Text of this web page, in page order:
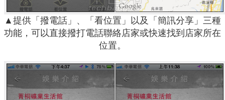
▲提供「撥電話」、「看位置」以及「簡訊分享」三種
功能，可以直接撥打電話聯絡店家或快速找到店家所在
位置。